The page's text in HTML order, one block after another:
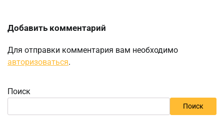
Добавить комментарий
Для отправки комментария вам необходимо
авторизоваться.
Поиск
Поиск